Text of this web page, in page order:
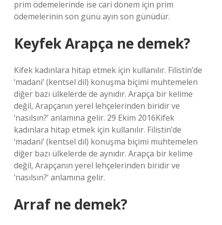
prim ödemelerinde ise cari dönem için prim
ödemelerinin son günü ayın son günüdür.
Keyfek Arapça ne demek?
Kifek kadınlara hitap etmek için kullanılır. Filistin’de
‘madani’ (kentsel dil) konuşma biçimi muhtemelen
diğer bazı ülkelerde de aynıdır. Arapça bir kelime
değil, Arapçanın yerel lehçelerinden biridir ve
‘nasılsın?’ anlamına gelir. 29 Ekim 2016Kifek
kadınlara hitap etmek için kullanılır. Filistin’de
‘madani’ (kentsel dil) konuşma biçimi muhtemelen
diğer bazı ülkelerde de aynıdır. Arapça bir kelime
değil, Arapçanın yerel lehçelerinden biridir ve
‘nasılsın?’ anlamına gelir.
Arraf ne demek?